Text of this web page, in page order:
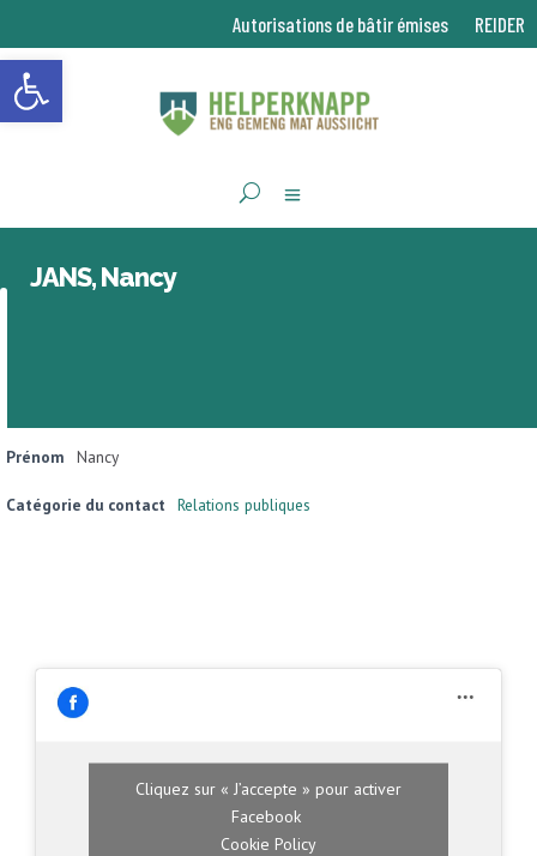
Ouvrir la barre d’outils
Autorisations de bâtir émises REIDER
JANS, Nancy
Prénom Nancy
Catégorie du contact Relations publiques
Cliquez sur « J’accepte » pour activer
Facebook
Cookie Policy